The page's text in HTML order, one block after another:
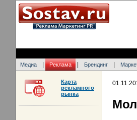
Медиа Реклама Брендинг
Карта
рекламного
рынка